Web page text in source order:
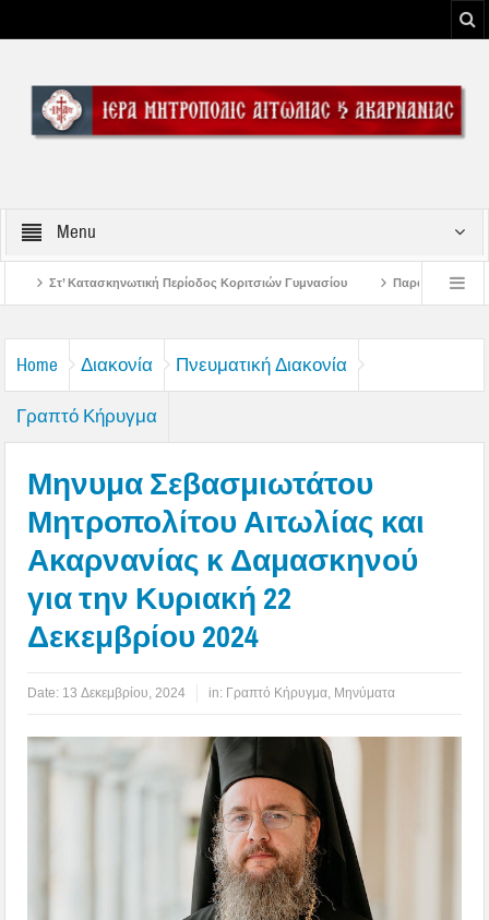
Menu
Περίοδος Κοριτσιών Γυμνασίου Παρακλήσεις πρώτης εβδομάδος
Home Διακονία Πνευματική Διακονία
Γραπτό Κήρυγμα
Μηνυμα Σεβασμιωτάτου
Μητροπολίτου Αιτωλίας και
Ακαρνανίας κ Δαμασκηνού
για την Κυριακή 22
Δεκεμβρίου 2024
Date: 13 Δεκεμβρίου, 2024 in: Γραπτό Κήρυγμα Μηνύματα